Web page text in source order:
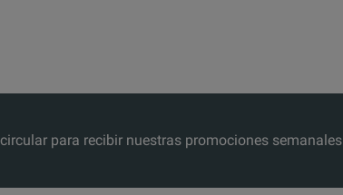
para recibir nuestras promociones semanales